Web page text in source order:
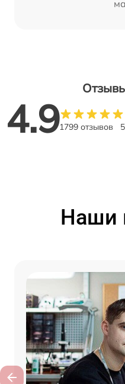
4.91799 отзывов
Наши